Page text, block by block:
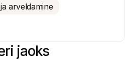
arveldamine
jaoks